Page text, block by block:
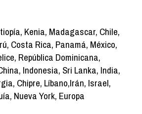
Kenia, Madagascar, Chile,
Costa Rica, Panamá, México,
República Dominicana,
Indonesia, Sri Lanka, India,
Chipre, Líbano,Irán, Israel,
Nueva York, Europa